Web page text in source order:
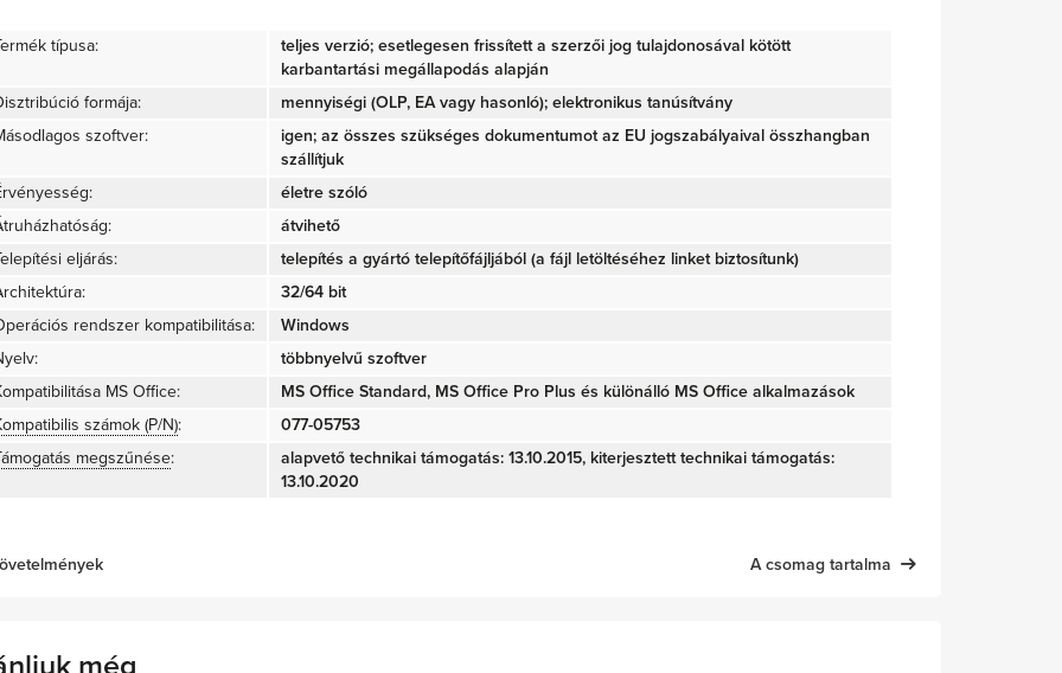
típusa:
teljes verzió; esetlegesen frissített a szerzői jog tulajdonosával kötött
karbantartási megállapodás alapján
formája:
mennyiségi (OLP, EA vagy hasonló); elektronikus tanúsítvány
szoftver:
igen; az összes szükséges dokumentumot az EU jogszabályaival összhangban
szállítjuk
életre szóló
átvihető
eljárás:
telepítés a gyártó telepítőfájljából (a fájl letöltéséhez linket biztosítunk)
32/64 bit
rendszer kompatibilitása:
Windows
többnyelvű szoftver
MS Office:
MS Office Standard, MS Office Pro Plus és különálló MS Office alkalmazások
számok (P/N):
077-05753
megszűnése:
alapvető technikai támogatás: 13.10.2015, kiterjesztett technikai támogatás:
13.10.2020
A csomag tartalma
még